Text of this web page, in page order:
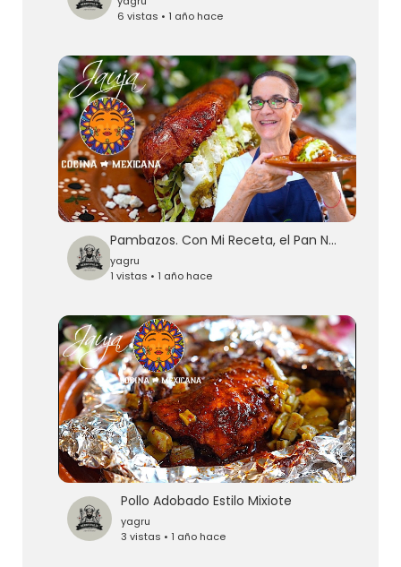
6 vistas • 1 año hace
Pambazos. Con Mi Receta, el Pan NO Se Aguada
yagru
1 vistas • 1 año hace
Pollo Adobado Estilo Mixiote
yagru
3 vistas • 1 año hace